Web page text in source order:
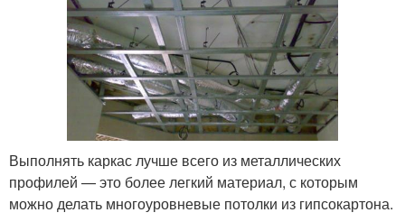
Выполнять каркас лучше всего из металлических
профилей — это более легкий материал, с которым
можно делать многоуровневые потолки из гипсокартона.